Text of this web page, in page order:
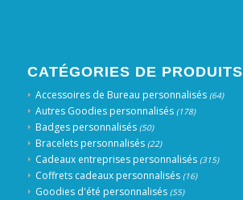
CATÉGORIES DE PRODUITS
Accessoires de Bureau personnalisés (64)
Autres Goodies personnalisés (178)
Badges personnalisés (50)
Bracelets personnalisés (22)
Cadeaux entreprises personnalisés (315)
Coffrets cadeaux personnalisés (16)
Goodies d'été personnalisés (55)